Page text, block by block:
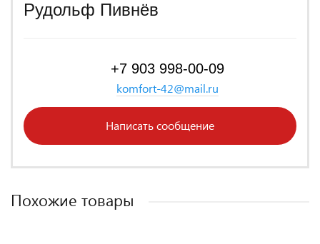
Рудольф Пивнёв
+7 903 998-00-09
komfort-42@mail.ru
Написать сообщение
Похожие товары